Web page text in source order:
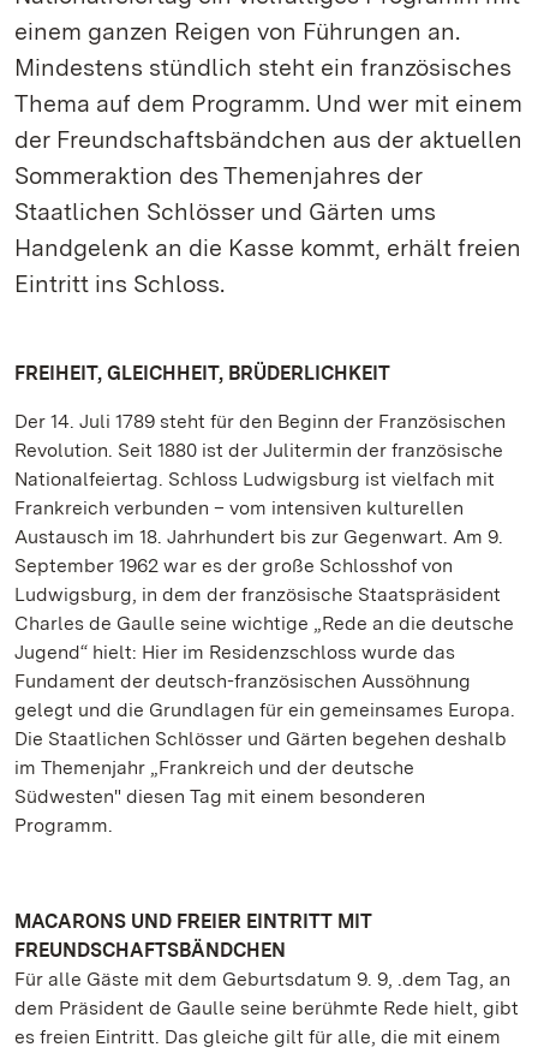
einem ganzen Reigen von Führungen an.
Mindestens stündlich steht ein französisches
Thema auf dem Programm. Und wer mit einem
der Freundschaftsbändchen aus der aktuellen
Sommeraktion des Themenjahres der
Staatlichen Schlösser und Gärten ums
Handgelenk an die Kasse kommt, erhält freien
Eintritt ins Schloss.
FREIHEIT, GLEICHHEIT, BRÜDERLICHKEIT
Der 14. Juli 1789 steht für den Beginn der Französischen
Revolution. Seit 1880 ist der Julitermin der französische
Nationalfeiertag. Schloss Ludwigsburg ist vielfach mit
Frankreich verbunden – vom intensiven kulturellen
Austausch im 18. Jahrhundert bis zur Gegenwart. Am 9.
September 1962 war es der große Schlosshof von
Ludwigsburg, in dem der französische Staatspräsident
Charles de Gaulle seine wichtige „Rede an die deutsche
Jugend“ hielt: Hier im Residenzschloss wurde das
Fundament der deutsch-französischen Aussöhnung
gelegt und die Grundlagen für ein gemeinsames Europa.
Die Staatlichen Schlösser und Gärten begehen deshalb
im Themenjahr „Frankreich und der deutsche
Südwesten" diesen Tag mit einem besonderen
Programm.
MACARONS UND FREIER EINTRITT MIT
FREUNDSCHAFTSBÄNDCHEN
Für alle Gäste mit dem Geburtsdatum 9. 9, .dem Tag, an
dem Präsident de Gaulle seine berühmte Rede hielt, gibt
es freien Eintritt. Das gleiche gilt für alle, die mit einem